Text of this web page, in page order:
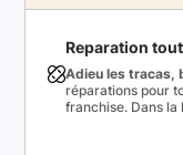
Reparation
Adieu les tracas,
réparations pour
franchise. Dans la